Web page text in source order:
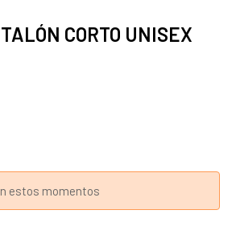
CORTO UNISEX
estos momentos